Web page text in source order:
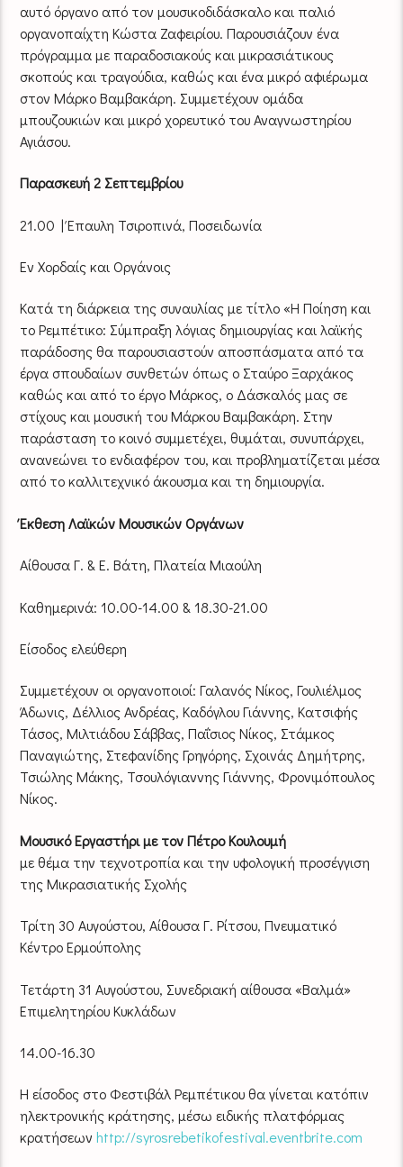
αυτό όργανο από τον μουσικοδιδάσκαλο και παλιό
οργανοπαίχτη Κώστα Ζαφειρίου. Παρουσιάζουν ένα
πρόγραμμα με παραδοσιακούς και μικρασιάτικους
σκοπούς και τραγούδια, καθώς και ένα μικρό αφιέρωμα
στον Μάρκο Βαμβακάρη. Συμμετέχουν ομάδα
μπουζουκιών και μικρό χορευτικό του Αναγνωστηρίου
Αγιάσου.
Παρασκευή 2 Σεπτεμβρίου
21.00 | Έπαυλη Τσιροπινά, Ποσειδωνία
Εν Χορδαίς και Οργάνοις
Κατά τη διάρκεια της συναυλίας με τίτλο «Η Ποίηση και
το Ρεμπέτικο: Σύμπραξη λόγιας δημιουργίας και λαϊκής
παράδοσης θα παρουσιαστούν αποσπάσματα από τα
έργα σπουδαίων συνθετών όπως ο Σταύρο Ξαρχάκος
καθώς και από το έργο Μάρκος, ο Δάσκαλός μας σε
στίχους και μουσική του Μάρκου Βαμβακάρη. Στην
παράσταση το κοινό συμμετέχει, θυμάται, συνυπάρχει,
ανανεώνει το ενδιαφέρον του, και προβληματίζεται μέσα
από το καλλιτεχνικό άκουσμα και τη δημιουργία.
Έκθεση Λαϊκών Μουσικών Οργάνων
Αίθουσα Γ. & Ε. Βάτη, Πλατεία Μιαούλη
Καθημερινά: 10.00-14.00 & 18.30-21.00
Είσοδος ελεύθερη
Συμμετέχουν οι οργανοποιοί: Γαλανός Νίκος, Γουλιέλμος
Άδωνις, Δέλλιος Ανδρέας, Καδόγλου Γιάννης, Κατσιφής
Τάσος, Μιλτιάδου Σάββας, Παΐσιος Νίκος, Στάμκος
Παναγιώτης, Στεφανίδης Γρηγόρης, Σχοινάς Δημήτρης,
Τσιώλης Μάκης, Τσουλόγιαννης Γιάννης, Φρονιμόπουλος
Νίκος.
Μουσικό Εργαστήρι με τον Πέτρο Κουλουμή
με θέμα την τεχνοτροπία και την υφολογική προσέγγιση
της Μικρασιατικής Σχολής
Τρίτη 30 Αυγούστου, Αίθουσα Γ. Ρίτσου, Πνευματικό
Κέντρο Ερμούπολης
Τετάρτη 31 Αυγούστου, Συνεδριακή αίθουσα «Βαλμά»
Επιμελητηρίου Κυκλάδων
14.00-16.30
Η είσοδος στο Φεστιβάλ Ρεμπέτικου θα γίνεται κατόπιν
ηλεκτρονικής κράτησης, μέσω ειδικής πλατφόρμας
κρατήσεωνhttp://syrosrebetikofestival.eventbrite.com